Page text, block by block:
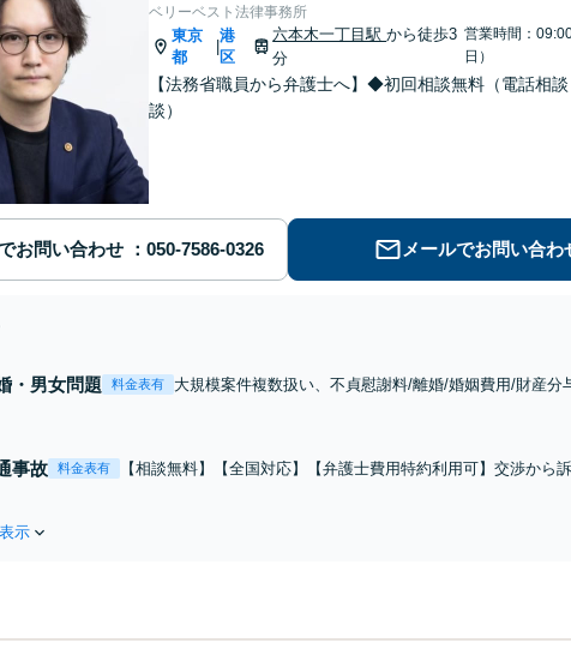
ベリーベスト法律事務所
東京
都
|
港
区
六本木一丁目駅から徒歩3
分
営業時間：
日）
【法務省職員から弁護士へ】◆初回相談無料（電話相
談）
お問い合わせ メールでお問い合わ
・男女問題 料金表有
大規模案件複数扱い、不貞慰謝料/離婚/婚姻費用/財産分
事故 料金表有
【相談無料】【全国対応】【弁護士費用特約利用可】交渉から訴
示